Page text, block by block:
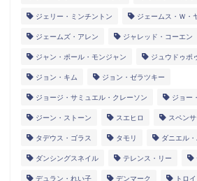
ジェリー・ミンチントン ジェームス・Ｗ・
ジェームズ・アレン ジャレッド・コーエン
ジャン・ポール・モンジャン ジュウドゥポ
ジョン・キム ジョン・ゼラツキー
ジョージ・サミュエル・クレーソン ジョー
ジーン・ストーン スエヒロ スペン
タデウス・ゴラス タモリ ダニエル
ダンシングスネイル テレンス・リー
デュラン・れい子 デンマーク トロ